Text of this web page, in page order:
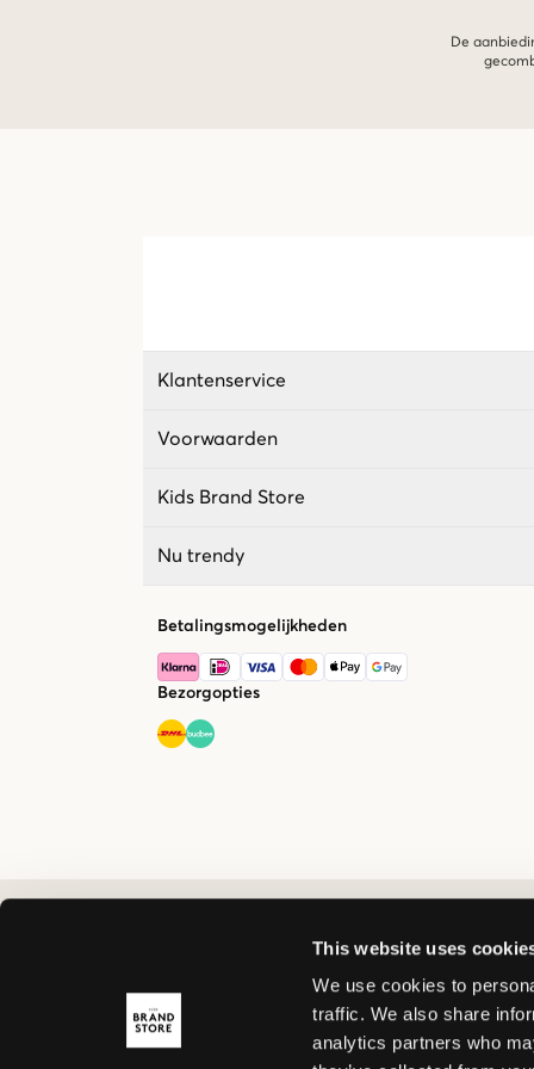
This website uses
We use cookies to
traffic. We also share
analytics partners who
De
Klantenservice
Voorwaarden
Kids Brand Store
Nu trendy
Betalingsmogelijkheden
Bezorgopties